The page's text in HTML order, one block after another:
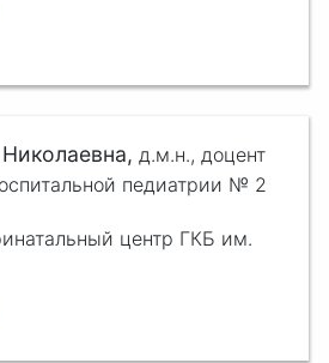
д.м.н., доцент
педиатрии № 2
центр ГКБ им.